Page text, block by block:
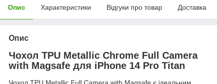
Опис Характеристики Відгуки про товар Доставка
Опис
Чохол TPU Metallic Chrome Full Camera
with Magsafe для iPhone 14 Pro Titan